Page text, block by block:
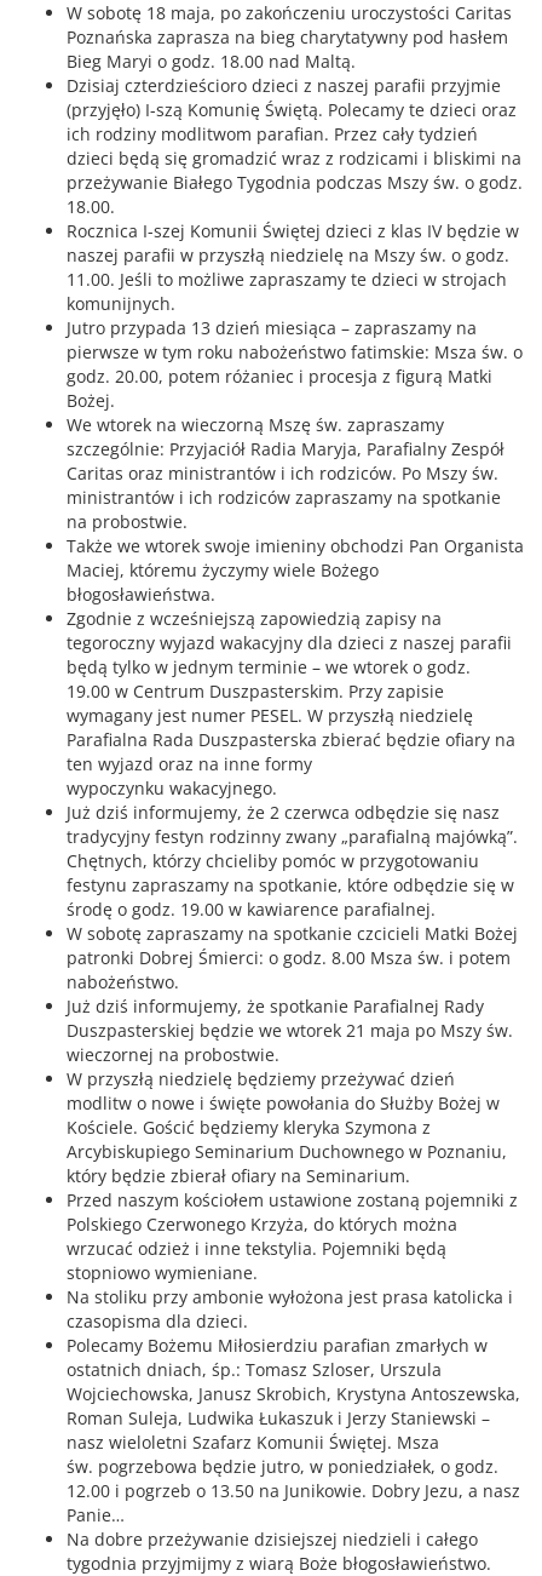
W sobotę 18 maja, po zakończeniu uroczystości Caritas
Poznańska zaprasza na bieg charytatywny pod hasłem
Bieg Maryi o godz. 18.00 nad Maltą.
Dzisiaj czterdzieścioro dzieci z naszej parafii przyjmie
(przyjęło) I-szą Komunię Świętą. Polecamy te dzieci oraz
ich rodziny modlitwom parafian. Przez cały tydzień
dzieci będą się gromadzić wraz z rodzicami i bliskimi na
przeżywanie Białego Tygodnia podczas Mszy św. o godz.
18.00.
Rocznica I-szej Komunii Świętej dzieci z klas IV będzie w
naszej parafii w przyszłą niedzielę na Mszy św. o godz.
11.00. Jeśli to możliwe zapraszamy te dzieci w strojach
komunijnych.
Jutro przypada 13 dzień miesiąca – zapraszamy na
pierwsze w tym roku nabożeństwo fatimskie: Msza św. o
godz. 20.00, potem różaniec i procesja z figurą Matki
Bożej.
We wtorek na wieczorną Mszę św. zapraszamy
szczególnie: Przyjaciół Radia Maryja, Parafialny Zespół
Caritas oraz ministrantów i ich rodziców. Po Mszy św.
ministrantów i ich rodziców zapraszamy na spotkanie
na probostwie.
Także we wtorek swoje imieniny obchodzi Pan Organista
Maciej, któremu życzymy wiele Bożego
błogosławieństwa.
Zgodnie z wcześniejszą zapowiedzią zapisy na
tegoroczny wyjazd wakacyjny dla dzieci z naszej parafii
będą tylko w jednym terminie – we wtorek o godz.
19.00 w Centrum Duszpasterskim. Przy zapisie
wymagany jest numer PESEL. W przyszłą niedzielę
Parafialna Rada Duszpasterska zbierać będzie ofiary na
ten wyjazd oraz na inne formy
wypoczynku wakacyjnego.
Już dziś informujemy, że 2 czerwca odbędzie się nasz
tradycyjny festyn rodzinny zwany „parafialną majówką”.
Chętnych, którzy chcieliby pomóc w przygotowaniu
festynu zapraszamy na spotkanie, które odbędzie się w
środę o godz. 19.00 w kawiarence parafialnej.
W sobotę zapraszamy na spotkanie czcicieli Matki Bożej
patronki Dobrej Śmierci: o godz. 8.00 Msza św. i potem
nabożeństwo.
Już dziś informujemy, że spotkanie Parafialnej Rady
Duszpasterskiej będzie we wtorek 21 maja po Mszy św.
wieczornej na probostwie.
W przyszłą niedzielę będziemy przeżywać dzień
modlitw o nowe i święte powołania do Służby Bożej w
Kościele. Gościć będziemy kleryka Szymona z
Arcybiskupiego Seminarium Duchownego w Poznaniu,
który będzie zbierał ofiary na Seminarium.
Przed naszym kościołem ustawione zostaną pojemniki z
Polskiego Czerwonego Krzyża, do których można
wrzucać odzież i inne tekstylia. Pojemniki będą
stopniowo wymieniane.
Na stoliku przy ambonie wyłożona jest prasa katolicka i
czasopisma dla dzieci.
Polecamy Bożemu Miłosierdziu parafian zmarłych w
ostatnich dniach, śp.: Tomasz Szloser, Urszula
Wojciechowska, Janusz Skrobich, Krystyna Antoszewska,
Roman Suleja, Ludwika Łukaszuk i Jerzy Staniewski –
nasz wieloletni Szafarz Komunii Świętej. Msza
św. pogrzebowa będzie jutro, w poniedziałek, o godz.
12.00 i pogrzeb o 13.50 na Junikowie. Dobry Jezu, a nasz
Panie…
Na dobre przeżywanie dzisiejszej niedzieli i całego
tygodnia przyjmijmy z wiarą Boże błogosławieństwo.